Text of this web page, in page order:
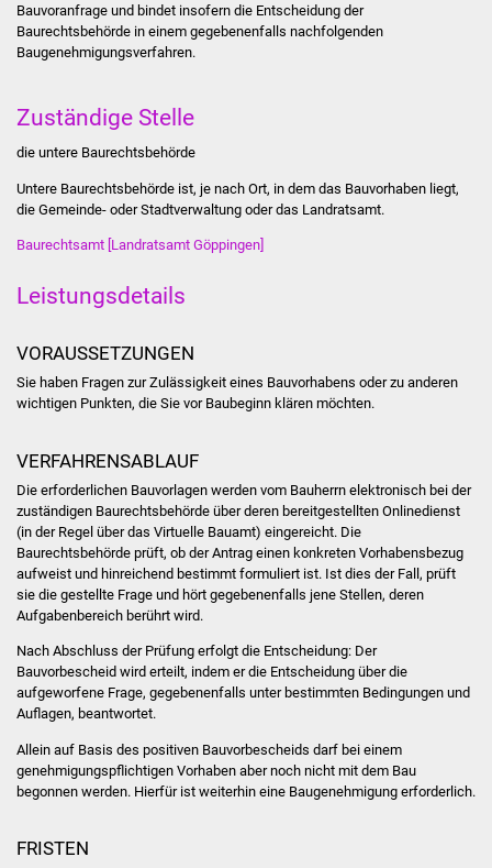
Ortsrecht
Stadtinfo
Schulentwicklung Bizet
Sanierung Bizethalle
Ortsentwicklung
Presse
Bürger & Service
Was erledige ich wo
Dienstleistungen
Lebenslagen
Bauvoranfrage und bindet insofern die Entscheidung der
Baurechtsbehörde in einem gegebenenfalls nachfolgenden
Baugenehmigungsverfahren.
Zuständige Stelle
die untere Baurechtsbehörde
Untere Baurechtsbehörde ist, je nach Ort, in dem das Bauvorhaben liegt,
die Gemeinde- oder Stadtverwaltung oder das Landratsamt.
Baurechtsamt [Landratsamt Göppingen]
Leistungsdetails
VORAUSSETZUNGEN
Sie haben Fragen zur Zulässigkeit eines Bauvorhabens oder zu anderen
wichtigen Punkten, die Sie vor Baubeginn klären möchten.
VERFAHRENSABLAUF
Die erforderlichen Bauvorlagen werden vom Bauherrn elektronisch bei der
zuständigen Baurechtsbehörde über deren bereitgestellten Onlinedienst
(in der Regel über das Virtuelle Bauamt) eingereicht. Die
Baurechtsbehörde prüft, ob der Antrag einen konkreten Vorhabensbezug
aufweist und hinreichend bestimmt formuliert ist. Ist dies der Fall, prüft
sie die gestellte Frage und hört gegebenenfalls jene Stellen, deren
Aufgabenbereich berührt wird.
Nach Abschluss der Prüfung erfolgt die Entscheidung: Der
Bauvorbescheid wird erteilt, indem er die Entscheidung über die
aufgeworfene Frage, gegebenenfalls unter bestimmten Bedingungen und
Auflagen, beantwortet.
Allein auf Basis des positiven Bauvorbescheids darf bei einem
genehmigungspflichtigen Vorhaben aber noch nicht mit dem Bau
begonnen werden. Hierfür ist weiterhin eine Baugenehmigung erforderlich.
FRISTEN